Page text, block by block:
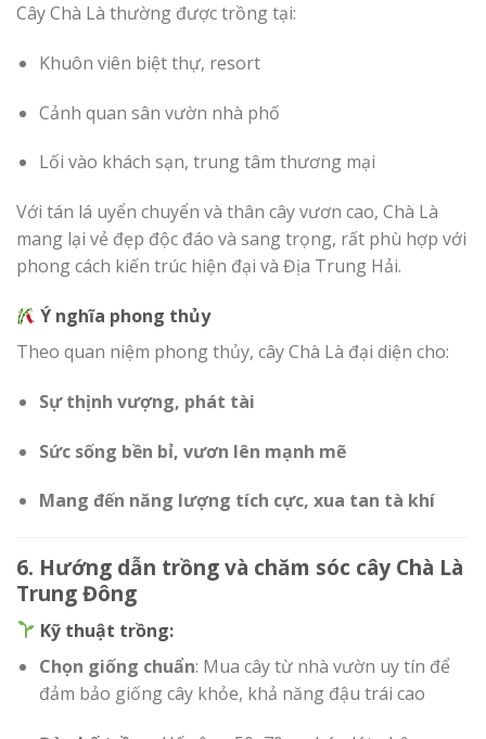
Cây Chà Là thường được trồng tại:
Khuôn viên biệt thự, resort
Cảnh quan sân vườn nhà phố
Lối vào khách sạn, trung tâm thương mại
Với tán lá uyển chuyển và thân cây vươn cao, Chà Là
mang lại vẻ đẹp độc đáo và sang trọng, rất phù hợp với
phong cách kiến trúc hiện đại và Địa Trung Hải.
Ý nghĩa phong thủy
Theo quan niệm phong thủy, cây Chà Là đại diện cho:
Sự thịnh vượng, phát tài
Sức sống bền bỉ, vươn lên mạnh mẽ
Mang đến năng lượng tích cực, xua tan tà khí
6. Hướng dẫn trồng và chăm sóc cây Chà Là
Trung Đông
Kỹ thuật trồng:
Chọn giống chuẩn: Mua cây từ nhà vườn uy tín để
đảm bảo giống cây khỏe, khả năng đậu trái cao